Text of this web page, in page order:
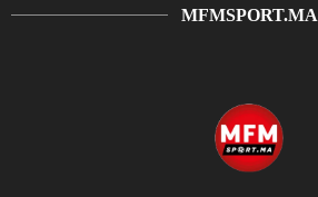
MFMSPORT.MA